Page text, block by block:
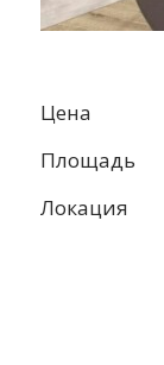
Цена
Площадь
Локация